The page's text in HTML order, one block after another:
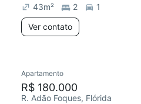
43m² 2
1
Ver contato
Apartamento
R$ 180.000
R. Adão Foques, Flórida